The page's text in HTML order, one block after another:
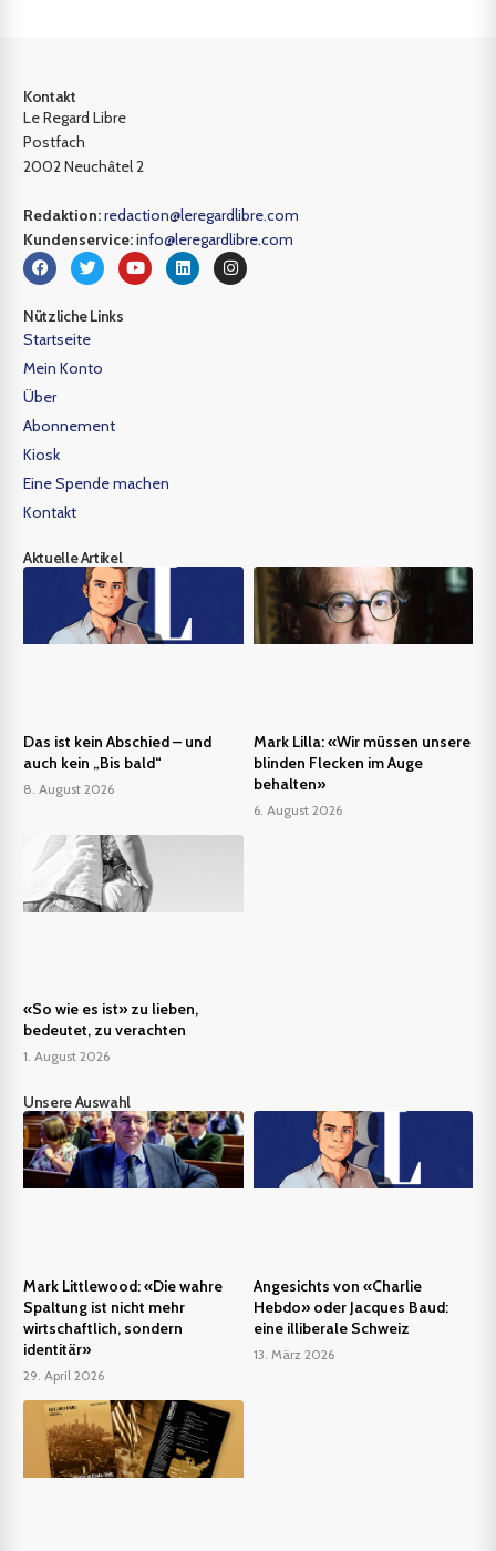
Kontakt
Le Regard Libre
Postfach
2002 Neuchâtel 2
Redaktion:redaction@leregardlibre.com
Kundenservice:info@leregardlibre.com
Nützliche Links
Startseite
Mein Konto
Über
Abonnement
Kiosk
Eine Spende machen
Kontakt
Aktuelle Artikel
Das ist kein Abschied – und
auch kein „Bis bald“
8. August 2026
Mark Lilla: «Wir müssen unsere
blinden Flecken im Auge
behalten»
6. August 2026
«So wie es ist» zu lieben,
bedeutet, zu verachten
1. August 2026
Unsere Auswahl
Mark Littlewood: «Die wahre
Spaltung ist nicht mehr
wirtschaftlich, sondern
identitär»
29. April 2026
Angesichts von «Charlie
Hebdo» oder Jacques Baud:
eine illiberale Schweiz
13. März 2026